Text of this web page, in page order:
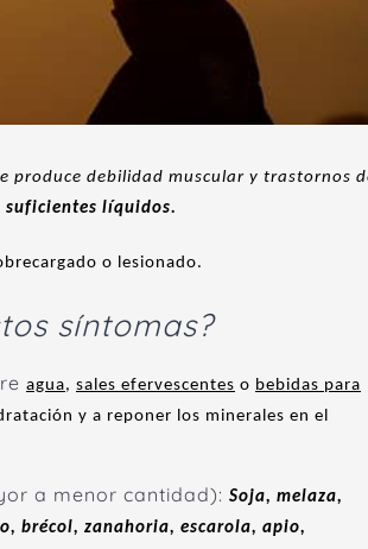
produce debilidad muscular y trastornos
líquidos.
o lesionado.
síntomas?
agua, sales efervescentes o bebidas para
y a reponer los minerales en el
a menor cantidad): Soja, melaza,
zanahoria, escarola, apio,